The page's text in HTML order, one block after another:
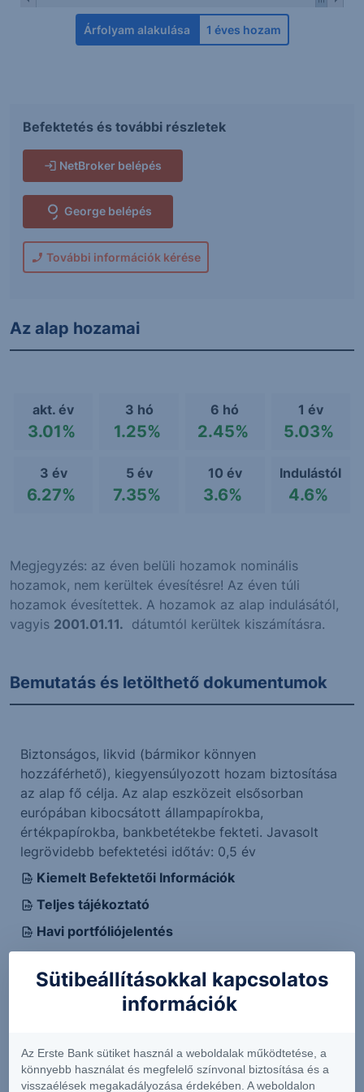
Árfolyam alakulása 1 éves hozam
Befektetés és további részletek
NetBroker belépés
George belépés
További információk kérése
Az alap hozamai
akt. év
3.01%
3 hó
1.25%
6 hó
2.45%
1 év
5.03%
3 év
6.27%
5 év
7.35%
10 év
3.6%
Indulástól
4.6%
Megjegyzés: az éven belüli hozamok nominális
hozamok, nem kerültek évesítésre! Az éven túli
hozamok évesítettek. A hozamok az alap indulásától,
vagyis 2001.01.11. dátumtól kerültek kiszámításra.
Bemutatás és letölthető dokumentumok
Biztonságos, likvid (bármikor könnyen
hozzáférhető), kiegyensúlyozott hozam biztosítása
az alap fő célja. Az alap eszközeit elsősorban
európában kibocsátott állampapírokba,
értékpapírokba, bankbetétekbe fekteti. Javasolt
legrövidebb befektetési időtáv: 0,5 év
Kiemelt Befektetői Információk
Teljes tájékoztató
Havi portfóliójelentés
Éves jelentés
Kiemelt tartalmunk
Sütibeállításokkal kapcsolatos
információk
Az Erste Bank sütiket használ a weboldalak működtetése, a
könnyebb használat és megfelelő színvonal biztosítása és a
visszaélések megakadályozása érdekében. A weboldalon